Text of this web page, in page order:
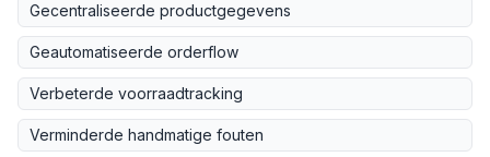
Gecentraliseerde productgegevens
Geautomatiseerde orderflow
Verbeterde voorraadtracking
Verminderde handmatige fouten